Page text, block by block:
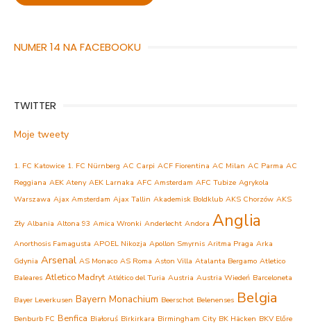
NUMER 14 NA FACEBOOKU
TWITTER
Moje tweety
1. FC Katowice 1. FC Nürnberg AC Carpi ACF Fiorentina AC Milan AC Parma AC
Reggiana AEK Ateny AEK Larnaka AFC Amsterdam AFC Tubize Agrykola
Warszawa Ajax Amsterdam Ajax Tallin Akademisk Boldklub AKS Chorzów AKS
Zły Albania Altona 93 Amica Wronki Anderlecht Andora Anglia
Anorthosis Famagusta APOEL Nikozja Apollon Smyrnis Aritma Praga Arka
Gdynia Arsenal AS Monaco AS Roma Aston Villa Atalanta Bergamo Atletico
Baleares Atletico Madryt Atlético del Turia Austria Austria Wiedeń Barceloneta
Bayer Leverkusen Bayern Monachium Beerschot Belenenses Belgia
Benburb FC Benfica Białoruś Birkirkara Birmingham City BK Häcken BKV Előre